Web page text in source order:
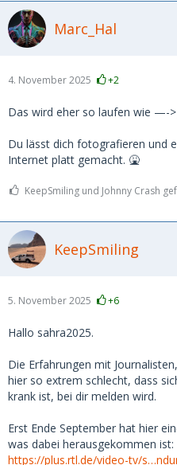
Marc_Hal
4. November 2025 +2
Das wird eher so laufen wie —->
Du lässt dich fotografieren und
Internet platt gemacht. 🤮
KeepSmiling und Johnny Crash
KeepSmiling
5. November 2025 +6
Hallo sahra2025.
Die Erfahrungen mit
hier so extrem schlecht, dass
krank ist, bei dir melden wird.
Erst Ende September hat hier
was dabei herausgekommen ist:
https://plus.rtl.de/video-tv/